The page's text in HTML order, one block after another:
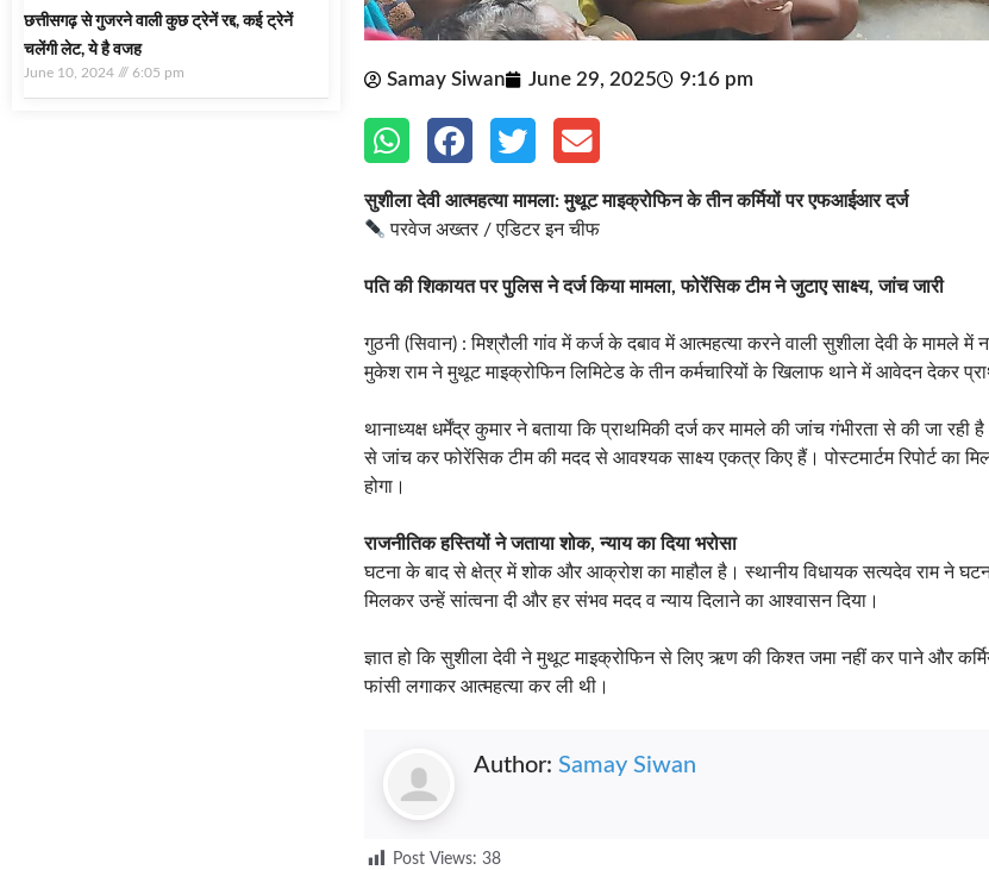
छत्तीसगढ़ से गुजरने वाली कुछ ट्रेनें रद्द, कई ट्रेनें
चलेंगी लेट, ये है वजह
June 10, 2024 6:05 pm Samay Siwan June 29, 2025 9:16 pm
सुशीला देवी आत्महत्या मामला: मुथूट माइक्रोफिन के तीन कर्मियों पर एफआईआर दर्ज
परवेज अख्तर / एडिटर इन चीफ
पति की शिकायत पर पुलिस ने दर्ज किया मामला, फोरेंसिक टीम ने जुटाए साक्ष्य, जांच जारी
गुठनी (सिवान) : मिश्रौली गांव में कर्ज के दबाव में आत्महत्या करने वाली सुशीला देवी के मामले
मुकेश राम ने मुथूट माइक्रोफिन लिमिटेड के तीन कर्मचारियों के खिलाफ थाने में आवेदन देकर
थानाध्यक्ष धर्मेंद्र कुमार ने बताया कि प्राथमिकी दर्ज कर मामले की जांच गंभीरता से की जा
से जांच कर फोरेंसिक टीम की मदद से आवश्यक साक्ष्य एकत्र किए हैं। पोस्टमार्टम रिपोर्ट का
होगा।
राजनीतिक हस्तियों ने जताया शोक, न्याय का दिया भरोसा
घटना के बाद से क्षेत्र में शोक और आक्रोश का माहौल है। स्थानीय विधायक सत्यदेव राम ने
मिलकर उन्हें सांत्वना दी और हर संभव मदद व न्याय दिलाने का आश्वासन दिया।
ज्ञात हो कि सुशीला देवी ने मुथूट माइक्रोफिन से लिए ऋण की किश्त जमा नहीं कर पाने और
फांसी लगाकर आत्महत्या कर ली थी।
Author: Samay Siwan
Post Views: 38